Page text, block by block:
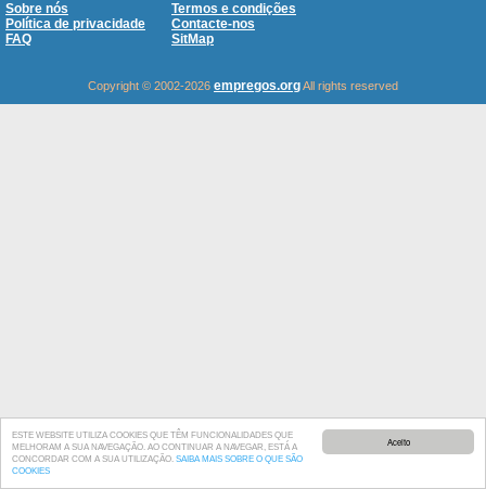
Aceito
ESTE WEBSITE UTILIZA COOKIES QUE TÊM FUNCIONALIDADES QUE
MELHORAM A SUA NAVEGAÇÃO. AO CONTINUAR A NAVEGAR, ESTÁ A
CONCORDAR COM A SUA UTILIZAÇÃO. SAIBA MAIS SOBRE O QUE SÃO
COOKIES
Sobre nós
Termos e condições
Política de privacidade
Contacte-nos
FAQ
SitMap
Copyright © 2002-2026 empregos.orgAll rights reserved